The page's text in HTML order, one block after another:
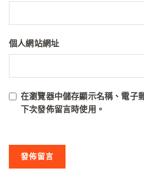
個人網站網址
在瀏覽器中儲存顯示名稱、電子
下次發佈留言時使用。